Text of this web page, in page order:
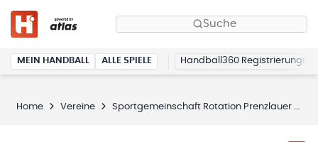
Suche
MEIN HANDBALL ALLE SPIELE Handball360 Registrierung
Home Vereine Sportgemeinschaft Rotation Prenzlauer Berg e.V.